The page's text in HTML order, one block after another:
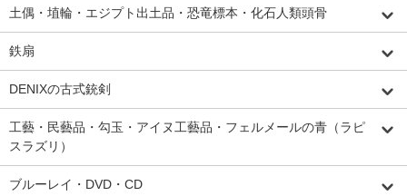
土偶・埴輪・エジプト出土品・恐竜標本・化石人類頭骨
鉄扇
DENIXの古式銃剣
工藝・民藝品・勾玉・アイヌ工藝品・フェルメールの青（ラピ
スラズリ）
ブルーレイ・DVD・CD